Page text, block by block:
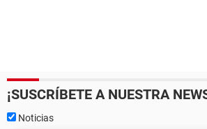
¡SUSCRÍBETE A NUESTRA
Noticias